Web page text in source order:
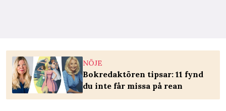
NÖJE
Bokredaktören tipsar: 11 fynd
du inte får missa på rean